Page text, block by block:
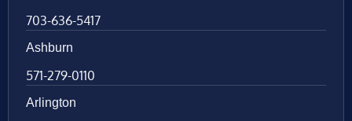
703-636-5417
Ashburn
571-279-0110
Arlington